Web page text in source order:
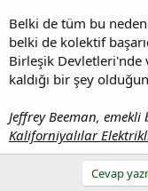
Belki de tüm bu
belki de kolektif
Birleşik Devletleri'nde
kaldığı bir şey
Jeffrey Beeman,
Kaliforniyalılar
Cevap